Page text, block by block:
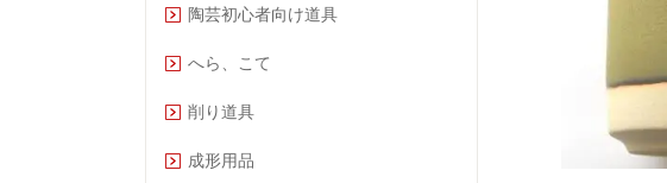
陶芸初心者向け道具
へら、こて
削り道具
成形用品